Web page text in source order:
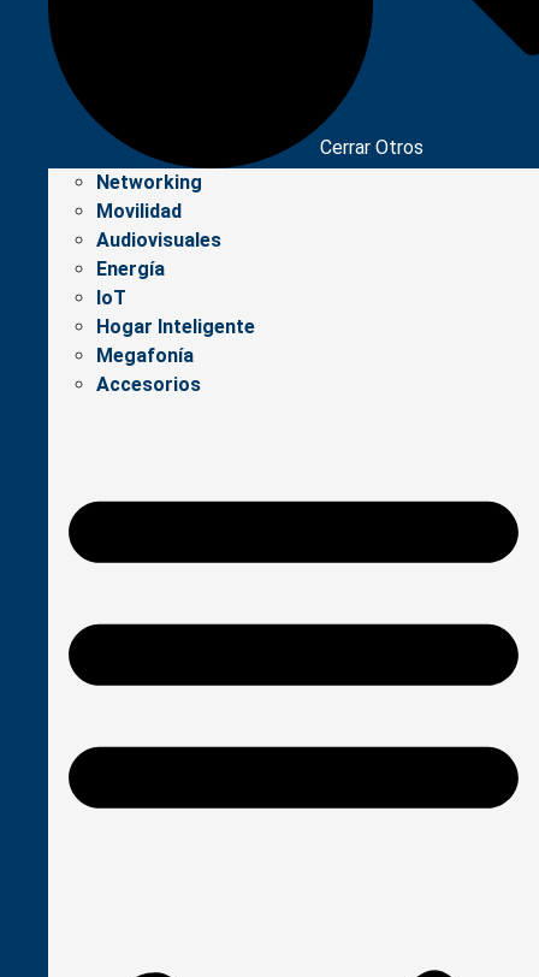
Cerrar Otros
Networking
Movilidad
Audiovisuales
Energía
IoT
Hogar Inteligente
Megafonía
Accesorios